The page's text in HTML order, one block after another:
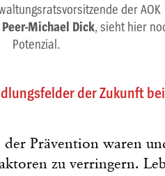
der AOK
Peer-Michael Dick, sieht hier
Potenzial.
der Zukunft
der Prävention waren
zu verringern.